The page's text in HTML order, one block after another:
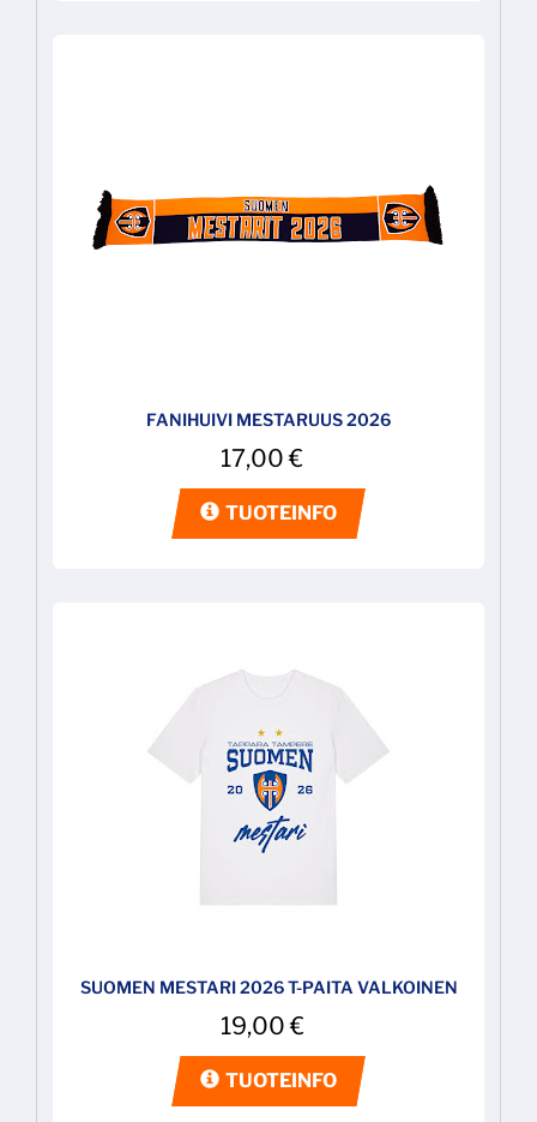
FANIHUIVI MESTARUUS 2026
17,00€
TUOTEINFO
SUOMEN MESTARI 2026 T-PAITA VALKOINEN
19,00€
TUOTEINFO